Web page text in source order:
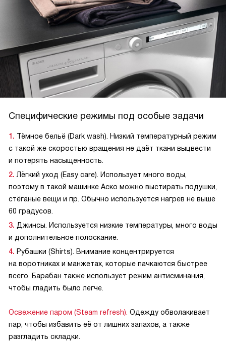
Специфические режимы под особые задачи
Тёмное бельё (Dark wash). Низкий температурный режим
с такой же скоростью вращения не даёт ткани выцвести
и потерять насыщенность.
Лёгкий уход (Easy care). Использует много воды,
поэтому в такой машинке Аско можно выстирать подушки,
стёганые вещи и пр. Обычно используется нагрев не выше
60 градусов.
Джинсы. Используется низкие температуры, много воды
и дополнительное полоскание.
Рубашки (Shirts). Внимание концентрируется
на воротниках и манжетах, которые пачкаются быстрее
всего. Барабан также использует режим антисминания,
чтобы гладить было легче.
Освежение паром (Steam refresh). Одежду обволакивает
пар, чтобы избавить её от лишних запахов, а также
разгладить складки.